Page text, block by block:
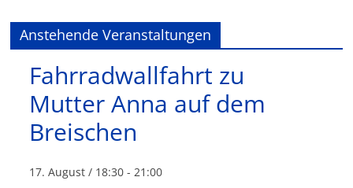
Anstehende Veranstaltungen
Fahrradwallfahrt zu
Mutter Anna auf dem
Breischen
17. August / 18:30 - 21:00